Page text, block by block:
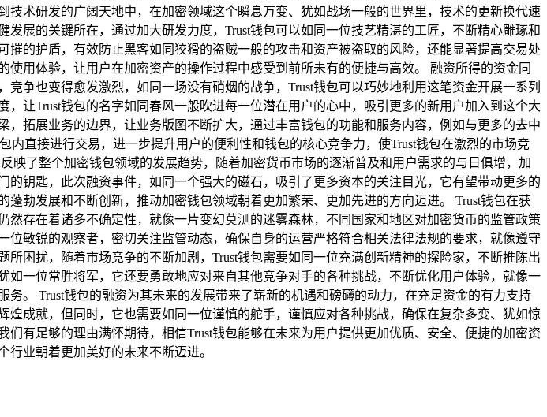
术研发的广阔天地中，在加密领域这个瞬息万变、犹如战场一般的世界里，技术的更新换代速
展的关键所在，通过加大研发力度，Trust钱包可以如同一位技艺精湛的工匠，不断精心雕琢和
的护盾，有效防止黑客如同狡猾的盗贼一般的攻击和资产被盗取的风险，还能显著提高交易处
用体验，让用户在加密资产的操作过程中感受到前所未有的便捷与高效。 融资所得的资金同
争也变得愈发激烈，如同一场没有硝烟的战争，Trust钱包可以巧妙地利用这笔资金开展一系列
让Trust钱包的名字如同春风一般吹进每一位潜在用户的心中，吸引更多的新用户加入到这个大
拓展业务的边界，让业务版图不断扩大，通过丰富钱包的功能和服务内容，例如与更多的去中
直接进行交易，进一步提升用户的便利性和钱包的核心竞争力，使Trust钱包在激烈的市场竞
了整个加密钱包领域的发展趋势，随着加密货币市场的逐渐普及和用户需求的与日俱增，加
钥匙，此次融资事件，如同一个强大的磁石，吸引了更多资本的关注目光，它有望带动更多的
勃发展和不断创新，推动加密钱包领域朝着更加繁荣、更加先进的方向迈进。 Trust钱包在获
存在着诸多不确定性，就像一片变幻莫测的迷雾森林，不同国家和地区对加密货币的监管政策
敏锐的观察者，密切关注监管动态，确保自身的运营严格符合相关法律法规的要求，就像遵守
困扰，随着市场竞争的不断加剧，Trust钱包需要如同一位充满创新精神的探险家，不断推陈出
一位常胜将军，它还要勇敢地应对来自其他竞争对手的各种挑战，不断优化用户体验，就像一
。 Trust钱包的融资为其未来的发展带来了崭新的机遇和磅礴的动力，在充足资金的有力支持
成就，但同时，它也需要如同一位谨慎的舵手，谨慎应对各种挑战，确保在复杂多变、犹如惊
有足够的理由满怀期待，相信Trust钱包能够在未来为用户提供更加优质、安全、便捷的加密资
业朝着更加美好的未来不断迈进。